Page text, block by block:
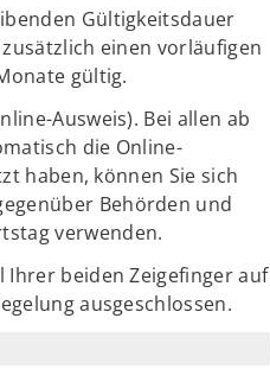
Gültigkeitsdauer
einen vorläufigen
gültig.
Ausweis). Bei allen ab
die Online-
haben, können Sie sich
Behörden und
verwenden.
Ihrer beiden Zeigefinger auf
ausgeschlossen.